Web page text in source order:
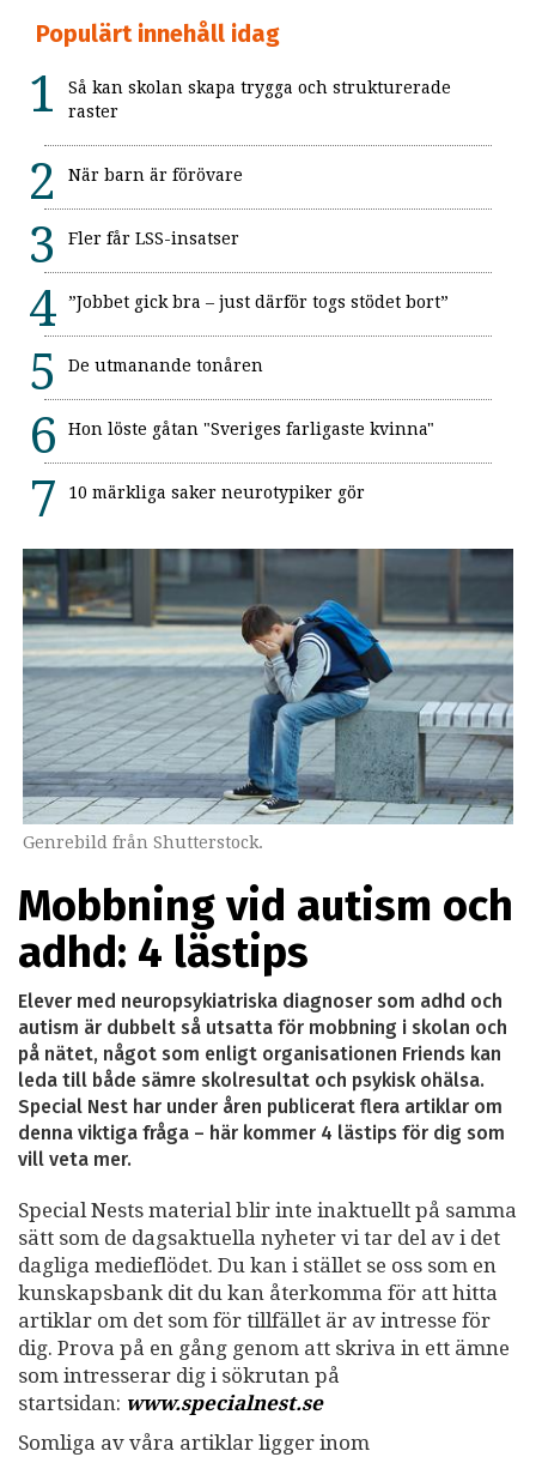
Populärt innehåll idag
Så kan skolan skapa trygga och strukturerade
raster
När barn är förövare
Fler får LSS-insatser
”Jobbet gick bra – just därför togs stödet bort”
De utmanande tonåren
Hon löste gåtan "Sveriges farligaste kvinna"
10 märkliga saker neurotypiker gör
Genrebild från Shutterstock.
Mobbning vid autism och
adhd: 4 lästips
Elever med neuropsykiatriska diagnoser som adhd och
autism är dubbelt så utsatta för mobbning i skolan och
på nätet, något som enligt organisationen Friends kan
leda till både sämre skolresultat och psykisk ohälsa.
Special Nest har under åren publicerat flera artiklar om
denna viktiga fråga – här kommer 4 lästips för dig som
vill veta mer.
Special Nests material blir inte inaktuellt på samma
sätt som de dagsaktuella nyheter vi tar del av i det
dagliga medieflödet. Du kan i stället se oss som en
kunskapsbank dit du kan återkomma för att hitta
artiklar om det som för tillfället är av intresse för
dig. Prova på en gång genom att skriva in ett ämne
som intresserar dig i sökrutan på
startsidan: www.specialnest.se
Somliga av våra artiklar ligger inom